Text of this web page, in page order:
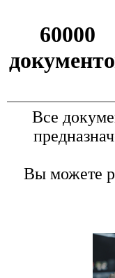
60000
Все
Вы можете